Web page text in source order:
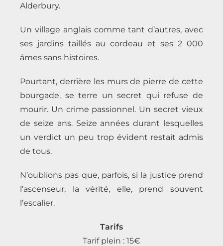
Alderbury.
Un village anglais comme tant d’autres, avec
ses jardins taillés au cordeau et ses 2 000
âmes sans histoires.
Pourtant, derrière les murs de pierre de cette
bourgade, se terre un secret qui refuse de
mourir. Un crime passionnel. Un secret vieux
de seize ans. Seize années durant lesquelles
un verdict un peu trop évident restait admis
de tous.
N’oublions pas que, parfois, si la justice prend
l’ascenseur, la vérité, elle, prend souvent
l’escalier.
Tarifs
Tarif plein : 15€